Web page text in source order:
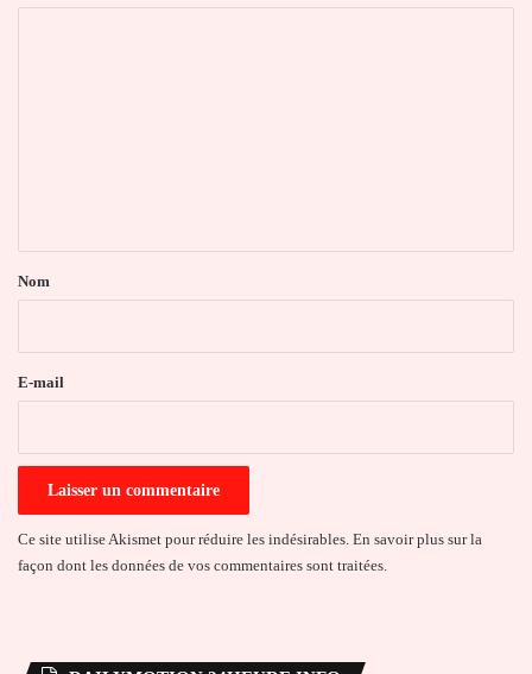
a
e
Nom
E-mail
Ce site utilise Akismet pour réduire les indésirables. En savoir plus sur la
façon dont les données de vos commentaires sont traitées